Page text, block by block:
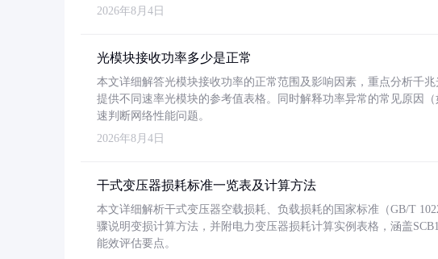
2026年8月4日
光模块接收功率多少是正常
本文详细解答光模块接收功率的正常范围及影响因素，重点分析千
提供不同速率光模块的参考值表格。同时解释功率异常的常见原因
速判断网络性能问题。
2026年8月4日
干式变压器损耗标准一览表及计算方法
本文详细解析干式变压器空载损耗、负载损耗的国家标准（GB/T
骤说明变损计算方法，并附电力变压器损耗计算实例表格，涵盖
能效评估要点。